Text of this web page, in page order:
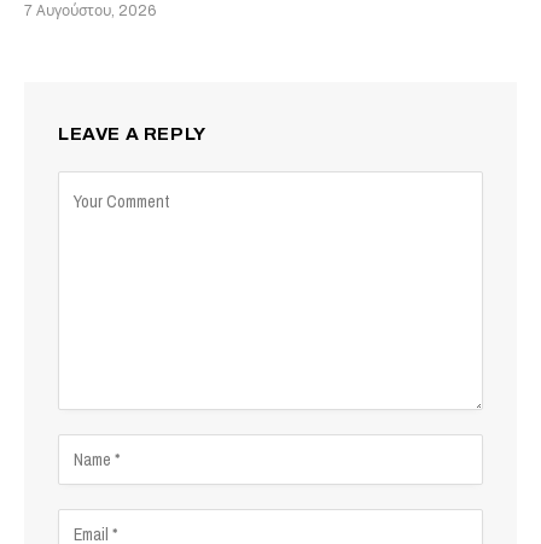
7 Αυγούστου, 2026
LEAVE A REPLY